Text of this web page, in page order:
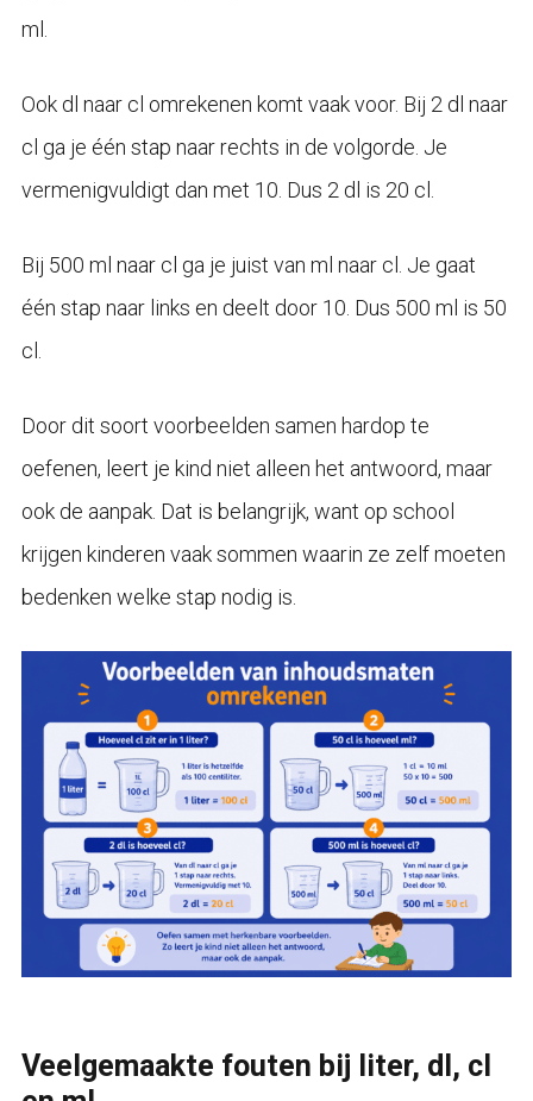
ml.
Ook dl naar cl omrekenen komt vaak voor. Bij 2 dl naar
cl ga je één stap naar rechts in de volgorde. Je
vermenigvuldigt dan met 10. Dus 2 dl is 20 cl.
Bij 500 ml naar cl ga je juist van ml naar cl. Je gaat
één stap naar links en deelt door 10. Dus 500 ml is 50
cl.
Door dit soort voorbeelden samen hardop te
oefenen, leert je kind niet alleen het antwoord, maar
ook de aanpak. Dat is belangrijk, want op school
krijgen kinderen vaak sommen waarin ze zelf moeten
bedenken welke stap nodig is.
Veelgemaakte fouten bij liter, dl, cl